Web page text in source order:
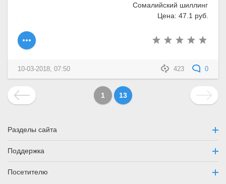
Сомалийский шиллинг
Цена: 47.1 руб.
423 0
10-03-2018, 07:50
1 13
Разделы сайта
Поддержка
Посетителю